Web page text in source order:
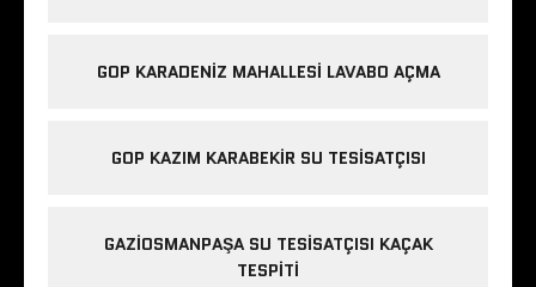
GOP KARADENIZ MAHALLESI LAVABO AÇMA
GOP KAZIM KARABEKIR SU TESISATÇISI
GAZIOSMANPAŞA SU TESISATÇISI KAÇAK
TESPITI